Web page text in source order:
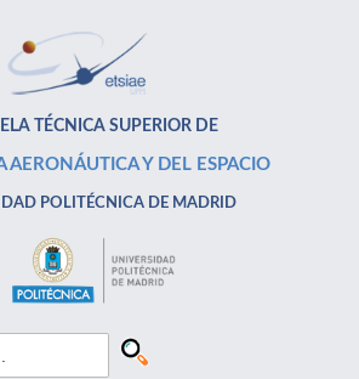
TÉCNICA SUPERIOR DE
AERONÁUTICA Y DEL ESPACIO
POLITÉCNICA DE MADRID